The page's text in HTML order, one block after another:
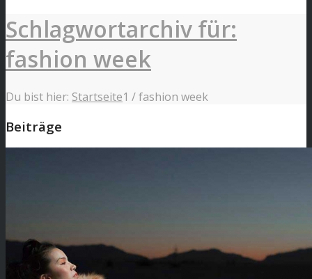
Schlagwortarchiv für:
fashion week
Du bist hier: Startseite1 /fashion week
Beiträge